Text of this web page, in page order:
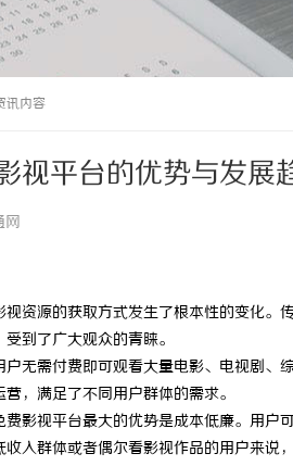
讯内容
视平台的优势与发展
视资源的获取方式发生了根本性的变化
到了广大观众的青睐。
无需付费即可观看大量电影、电视剧
，满足了不同用户群体的需求。
影视平台最大的优势是成本低廉。用
收入群体或者偶尔看影视作品的用户来说